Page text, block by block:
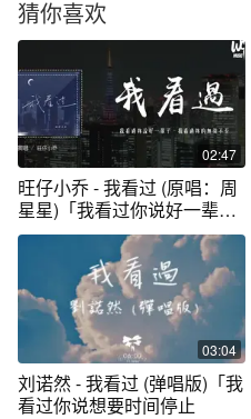
猜你喜欢
02:47
旺仔小乔 - 我看过 (原唱：周
星星)「我看过你说好一辈
子，我看过
03:04
刘诺然 - 我看过 (弹唱版)「我
看过你说想要时间停止